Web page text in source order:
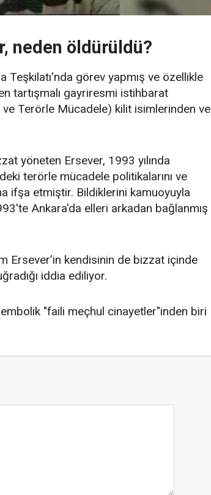
neden öldürüldü?
Teşkilatı'nda görev yapmış ve özellikle
tartışmalı gayriresmi istihbarat
Terörle Mücadele) kilit isimlerinden ve
yöneten Ersever, 1993 yılında
terörle mücadele politikalarını ve
ifşa etmiştir. Bildiklerini kamuoyuyla
Ankara'da elleri arkadan bağlanmış
Ersever’in kendisinin de bizzat içinde
iddia ediliyor.
"faili meçhul cinayetler"inden biri